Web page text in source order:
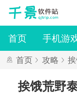
首页 手机游
首页 攻略
享
挨饿荒野